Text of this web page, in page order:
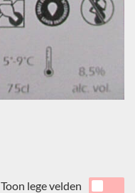
Toon lege velden